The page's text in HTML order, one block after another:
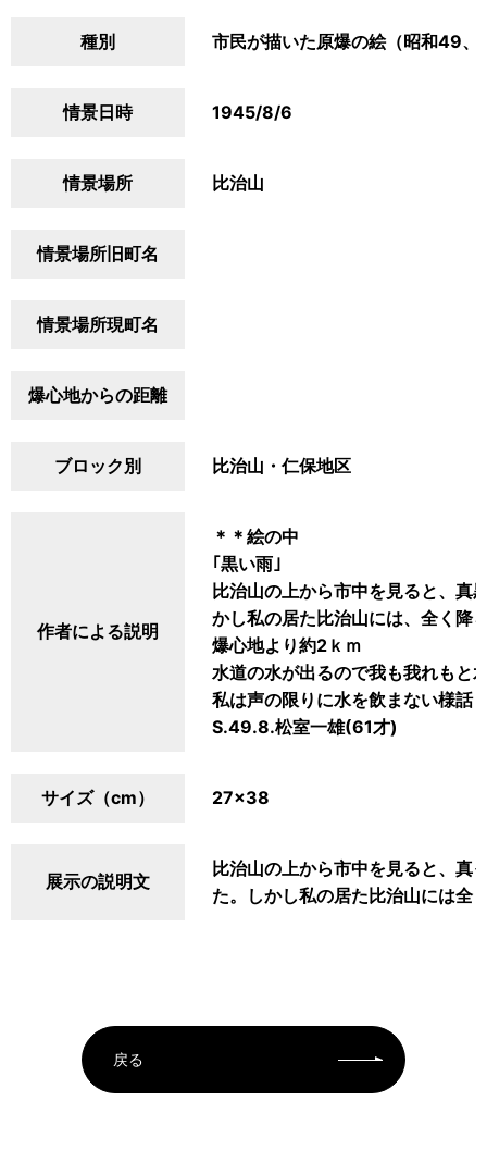
種別 市民が描いた原爆の絵（昭和49、
情景日時 1945/8/6
情景場所 比治山
情景場所旧町名
情景場所現町名
爆心地からの距離
ブロック別 比治山・仁保地区
作者による説明
＊＊絵の中
｢黒い雨｣
比治山の上から市中を見ると、真
かし私の居た比治山には、全く降
爆心地より約2ｋｍ
水道の水が出るので我も我れもと
私は声の限りに水を飲まない様話
S.49.8.松室一雄(61才)
サイズ（cm） 27×38
展示の説明文
比治山の上から市中を見ると、真
た。しかし私の居た比治山には全
戻る